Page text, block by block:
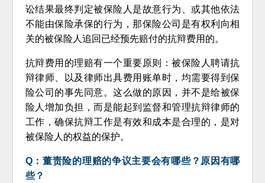
讼结果最终判定被保险人是故意行为、或其他依法
不能由保险承保的行为，那保险公司是有权利向相
关的被保险人追回已经预先赔付的抗辩费用的。
抗辩费用的理赔有一个重要原则：被保险人聘请抗
辩律师、以及律师出具费用账单时，均需要得到保
险公司的事先同意。这么做的原因，并不是给被保
险人增加负担，而是能起到监督和管理抗辩律师的
工作，确保抗辩工作是有效和成本是合理的，是对
被保险人的权益的保护。
Q：董责险的理赔的争议主要会有哪些？原因有哪
些？